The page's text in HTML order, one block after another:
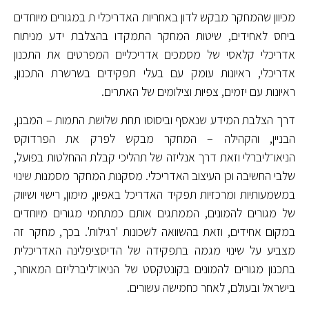
מכיוון שהמחקר מבקש לדון באחריות האדריכלי ת במגורים מיוחדים
ביחס לאחידים, שיטות המחקר התמקדו בהצלבת ידע מניתוח
אדריכלי קלאסי של מסמכים אדריכליים המפרטים את התכנון
אדריכלי, ראיונות עומק עם בעלי תפקידים בשרשרת התכנון,
ראיונות עם יזמים, צפיות וצילומים של האתרים.
דרך הצלבת המידע שנאסף וביסוסו תחת שלושת התמות – המבנן,
הבניין, והקהילה – המחקר מבקש לפרק את הפרדוקס
הניאו־ליברלי וזאת דרך אנליזה של תהליכי קבלת ההחלטות בפועל,
שלבי החשיבה וכן העיצוב האדריכלי. מסקנות המחקר מסמנות שינוי
במשמעותיות ומרכזיות תפקיד האדריכל באפיון, מימון, רישוי ושיווק
של מגורים להמונים, הממתגים אותם כמתחמי מגורים מיוחדים
במקום אחידים, וזאת בהשוואה לשכונות 'רגילות'. בכך, מחקר זה
מצביע על שינוי מגמה בתפקידה של הדיסציפלינה האדריכלית
בתכנון מגורים להמונים בקונטקסט של הניאו־ליברליזם המאוחר,
בישראל ובעולם, לאחר כחמישה עשורים.